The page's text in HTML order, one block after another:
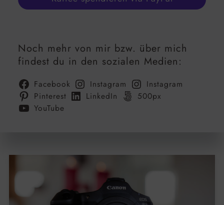
Noch mehr von mir bzw. über mich
findest du in den sozialen Medien:
Facebook Instagram
Instagram
Pinterest
LinkedIn
500px
YouTube